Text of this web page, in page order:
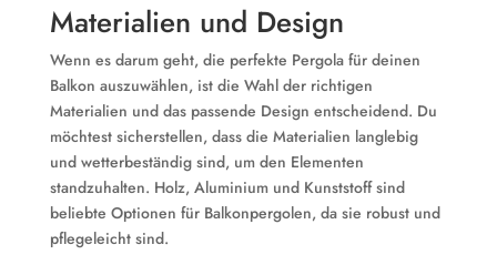
Materialien und Design
Wenn es darum geht, die perfekte Pergola für deinen
Balkon auszuwählen, ist die Wahl der richtigen
Materialien und das passende Design entscheidend. Du
möchtest sicherstellen, dass die Materialien langlebig
und wetterbeständig sind, um den Elementen
standzuhalten. Holz, Aluminium und Kunststoff sind
beliebte Optionen für Balkonpergolen, da sie robust und
pflegeleicht sind.